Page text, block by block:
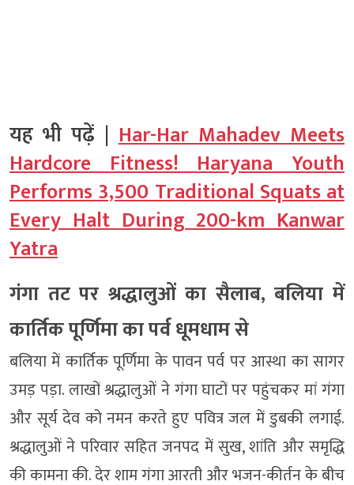
यह भी पढ़ें |Har-Har Mahadev Meets
Hardcore Fitness! Haryana Youth
Performs 3,500 Traditional Squats at
Every Halt During 200-km Kanwar
Yatra
गंगा तट पर श्रद्धालुओं का सैलाब, बलिया में
कार्तिक पूर्णिमा का पर्व धूमधाम से
बलिया में कार्तिक पूर्णिमा के पावन पर्व पर आस्था का सागर
उमड़ पड़ा. लाखों श्रद्धालुओं ने गंगा घाटों पर पहुंचकर मां गंगा
और सूर्य देव को नमन करते हुए पवित्र जल में डुबकी लगाई.
श्रद्धालुओं ने परिवार सहित जनपद में सुख, शांति और समृद्धि
की कामना की. देर शाम गंगा आरती और भजन-कीर्तन के बीच